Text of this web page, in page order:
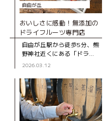
自由が丘
おいしさに感動！無添加の
ドライフルーツ専門店
自由が丘駅から徒歩5分、熊
野神社近くにある「ドライ
フルーツのお店アラカルト
添加にこだわったドライフ
ルーツの専門店。国産の自
社製品
2026.03.12